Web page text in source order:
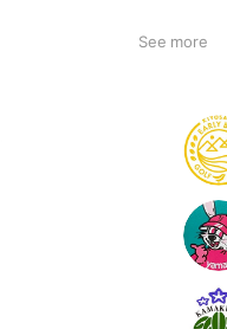
See more